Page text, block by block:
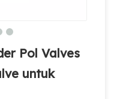
Pol Valves
untuk